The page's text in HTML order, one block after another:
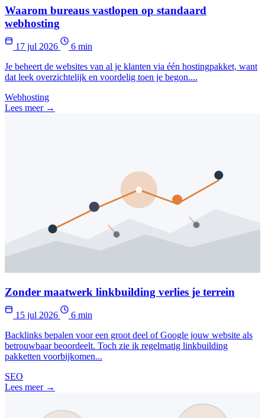
Waarom bureaus vastlopen op standaard
webhosting
17 jul 2026
6 min
Je beheert de websites van al je klanten via één hostingpakket, want
dat leek overzichtelijk en voordelig toen je begon....
Webhosting
Lees meer →
Zonder maatwerk linkbuilding verlies je terrein
15 jul 2026
6 min
Backlinks bepalen voor een groot deel of Google jouw website als
betrouwbaar beoordeelt. Toch zie ik regelmatig linkbuilding
pakketten voorbijkomen...
SEO
Lees meer →